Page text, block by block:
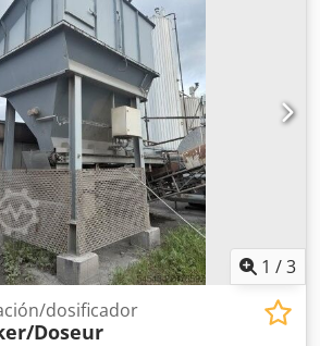
1 /3
dosificador
Doseur